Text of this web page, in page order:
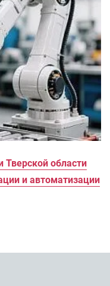
области
и автоматизации